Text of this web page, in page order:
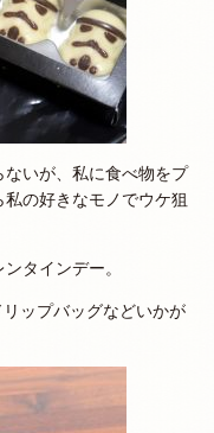
いが、私に食べ物をプ
の好きなモノでウケ狙
タインデー。
ップバッグなどいかが